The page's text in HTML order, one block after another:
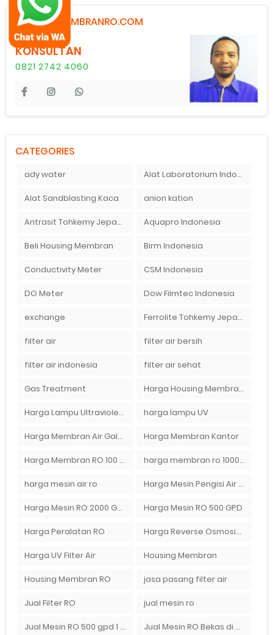
KONTAK MEMBRANRO.COM
KONSULTAN
0821 2742 4060
CATEGORIES
ady water Alat Laboratorium Indonesia
Alat Sandblasting Kaca anion kation
Antrasit Tohkemy Jepang Indonesia Aquapro Indonesia
Beli Housing Membran Birm Indonesia
Conductivity Meter CSM Indonesia
DO Meter Dow Filmtec Indonesia
exchange Ferrolite Tohkemy Jepang Indonesia
filter air filter air bersih
filter air indonesia filter air sehat
Gas Treatment Harga Housing Membran RO 2000 GPD
Harga Lampu Ultraviolet Depot Air Isi Ulang harga lampu UV
Harga Membran Air Galon Harga Membran Kantor
Harga Membran RO 100 gpd harga membran ro 1000 gpd
harga mesin air ro Harga Mesin Pengisi Air Galon
Harga Mesin RO 2000 GPD Harga Mesin RO 500 GPD
Harga Peralatan RO Harga Reverse Osmosis di Semarang
Harga UV Filter Air Housing Membran
Housing Membran RO jasa pasang filter air
Jual Filter RO jual mesin ro
Jual Mesin RO 500 gpd 1 Membran Jual Mesin RO Bekas di Medan